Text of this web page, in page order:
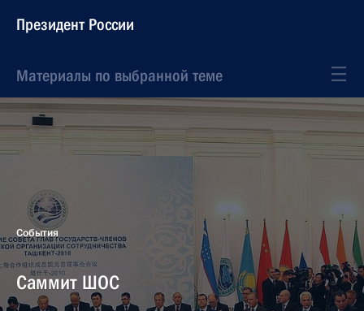
Президент России
Материалы по выбранной теме
События
Саммит ШОС